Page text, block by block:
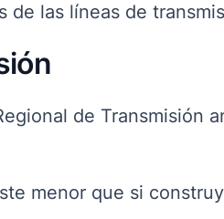
de las líneas de
de Transmisión
menor que si